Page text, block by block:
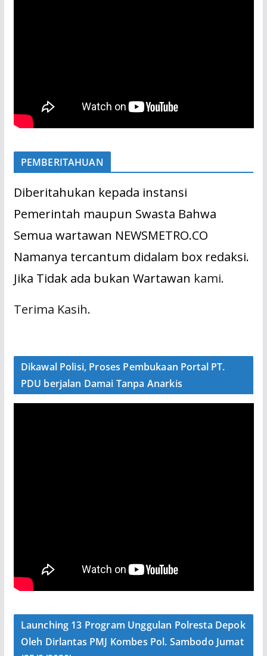
PEMBERITAHUAN
Diberitahukan kepada instansi
Pemerintah maupun Swasta Bahwa
Semua wartawan NEWSMETRO.CO
Namanya tercantum didalam box redaksi.
Jika Tidak ada bukan Wartawan kami.
Terima Kasih.
Dikawal Polisi, Proses Pembukaan Portal PT.
PDU berjalan Damai Tanpa Anarkis
Launching 13 Program Unggulan Polresta Depok
Oleh Dirlantas PMJ Kombes Pol. Sambodo Jumat